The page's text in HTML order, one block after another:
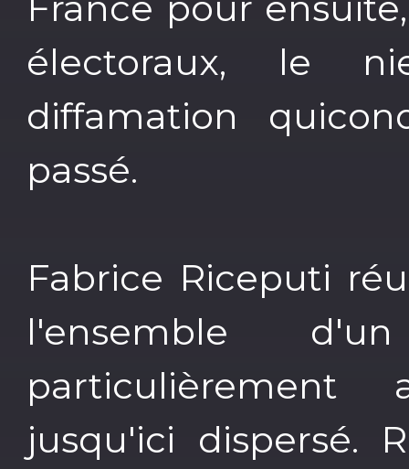
électoraux, le
diffamation
passé.
Fabrice Riceputi
l'ensemble
particulièrement
jusqu'ici dispersé.